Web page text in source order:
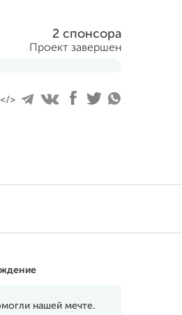
2 спонсора
Проект завершен
нашей мечте.